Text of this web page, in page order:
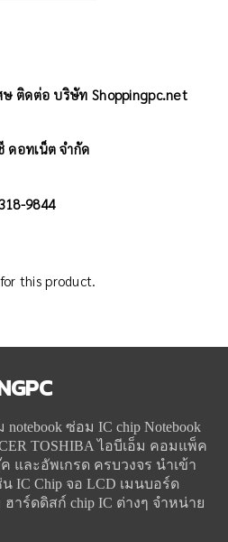
ษ ติดต่อ บริษัท Shoppingpc.net
อทเน็ต จำกัด
9844
this product.
ซ่อม IC chip Notebook
TOSHIBA ไอบีเอ็ม คอมแพ็ค
และอัพเกรด ครบวงจร นำเข้า
IC Chip จอ LCD เมนบอร์ด
าร์ดดิสก์ chip IC ต่างๆ จำหน่าย